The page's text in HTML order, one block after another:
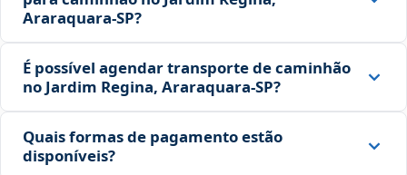
Araraquara‑SP?
É possível agendar transporte de caminhão
no Jardim Regina, Araraquara‑SP?
Quais formas de pagamento estão
disponíveis?